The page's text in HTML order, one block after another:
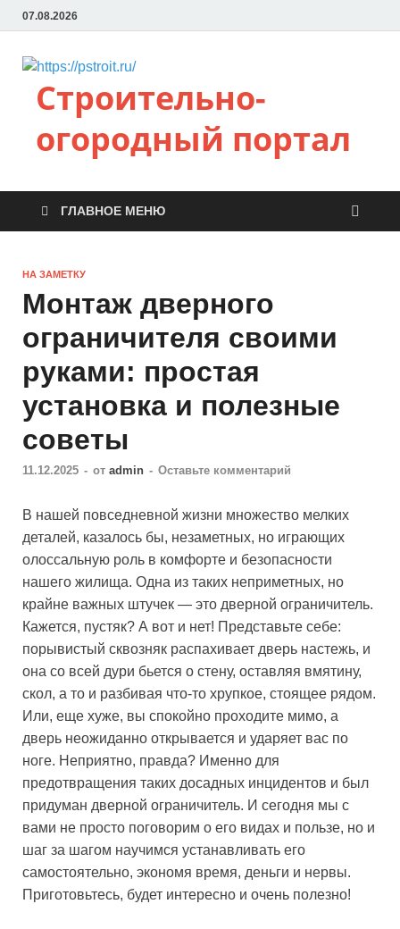
07.08.2026
Строительно-
огородный портал
ГЛАВНОЕ МЕНЮ
НА ЗАМЕТКУ
Монтаж дверного
ограничителя своими
руками: простая
установка и полезные
советы
11.12.2025 - от admin - Оставьте комментарий
В нашей повседневной жизни множество мелких
деталей, казалось бы, незаметных, но играющих
олоссальную роль в комфорте и безопасности
нашего жилища. Одна из таких неприметных, но
крайне важных штучек — это дверной ограничитель.
Кажется, пустяк? А вот и нет! Представьте себе:
порывистый сквозняк распахивает дверь настежь, и
она со всей дури бьется о стену, оставляя вмятину,
скол, а то и разбивая что-то хрупкое, стоящее рядом.
Или, еще хуже, вы спокойно проходите мимо, а
дверь неожиданно открывается и ударяет вас по
ноге. Неприятно, правда? Именно для
предотвращения таких досадных инцидентов и был
придуман дверной ограничитель. И сегодня мы с
вами не просто поговорим о его видах и пользе, но и
шаг за шагом научимся устанавливать его
самостоятельно, экономя время, деньги и нервы.
Приготовьтесь, будет интересно и очень полезно!